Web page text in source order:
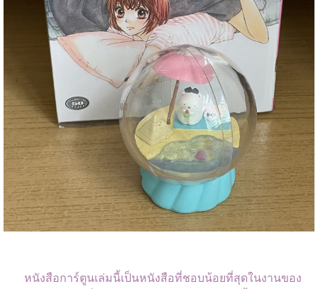
หนังสือการ์ตูนเล่มนี้เป็นหนังสือที่ชอบน้อยที่สุดในงานของ